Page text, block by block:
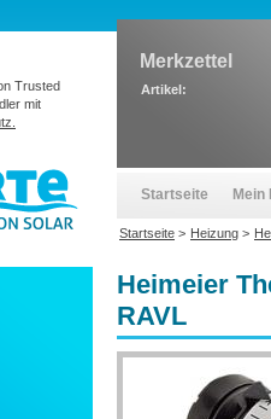
Heimeier
RAVL
Trusted
mit
Merkzettel
Artikel:
Startseite Mein
Startseite > Heizung >